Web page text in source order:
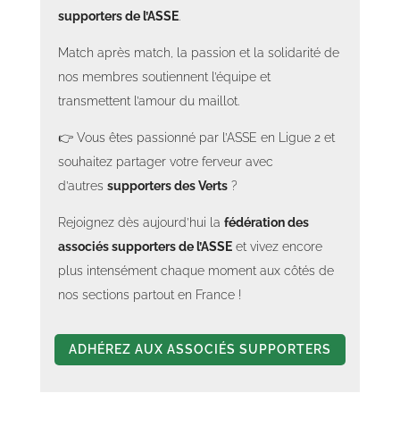
supporters de l’ASSE.
Match après match, la passion et la solidarité de
nos membres soutiennent l’équipe et
transmettent l’amour du maillot.
👉 Vous êtes passionné par l’ASSE en Ligue 2 et
souhaitez partager votre ferveur avec
d’autres supporters des Verts ?
Rejoignez dès aujourd’hui la fédération des
associés supporters de l’ASSE et vivez encore
plus intensément chaque moment aux côtés de
nos sections partout en France !
ADHÉREZ AUX ASSOCIÉS SUPPORTERS